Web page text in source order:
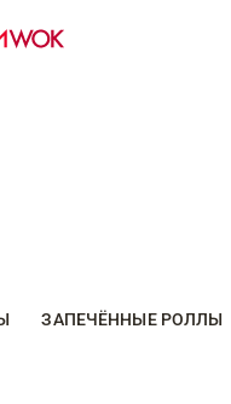
ЗАПЕЧЁННЫЕ РОЛЛЫ